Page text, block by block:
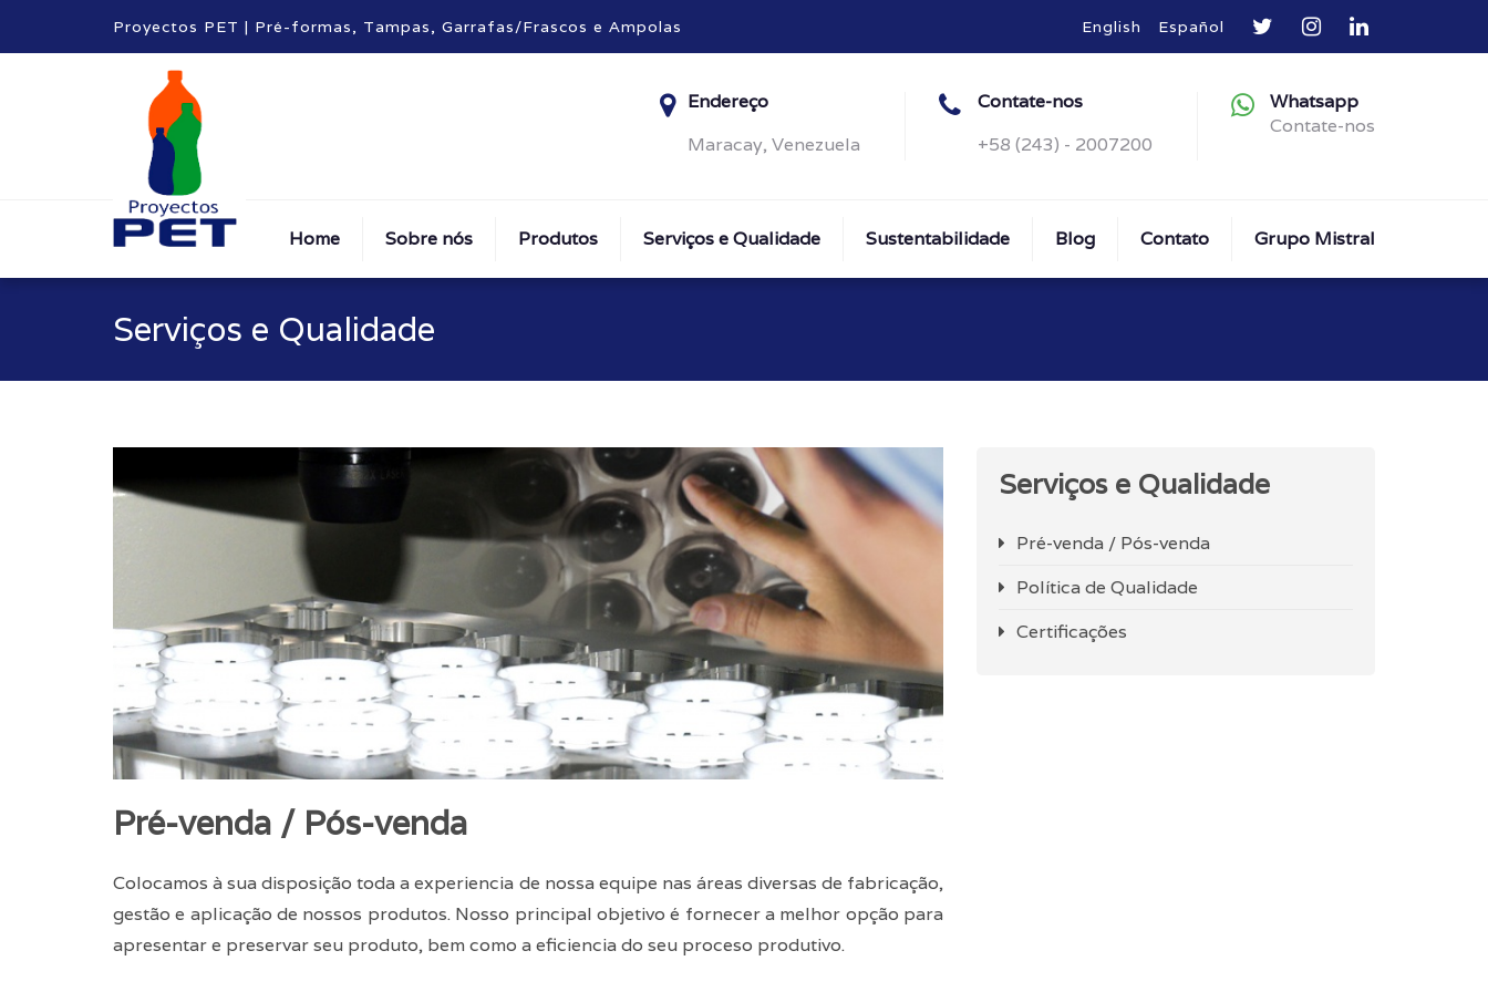
Proyectos PET | Pré-formas, Tampas, Garrafas/Frascos e Ampolas English Español
Endereço
Maracay, Venezuela
Contate-nos
+58 (243) - 2007200
Whatsapp
Contate-nos
Home Sobre nós Produtos Serviços e Qualidade Sustentabilidade Blog Contato Grupo Mistral
Serviços e Qualidade
Pré-venda / Pós-venda
Colocamos à sua disposição toda a experiencia de nossa equipe nas áreas diversas de fabricação,
gestão e aplicação de nossos produtos. Nosso principal objetivo é fornecer a melhor opção para
apresentar e preservar seu produto, bem como a eficiencia do seu proceso produtivo.
Serviços e Qualidade
Pré-venda / Pós-venda
Política de Qualidade
Certificações